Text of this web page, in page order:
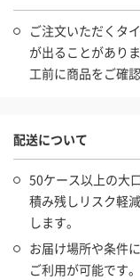
ご注文いただくタ
が出ることがあり
工前に商品をご確
配送について
50ケース以上の大
積み残しリスク軽
します。
お届け場所や条件
ご利用が可能です